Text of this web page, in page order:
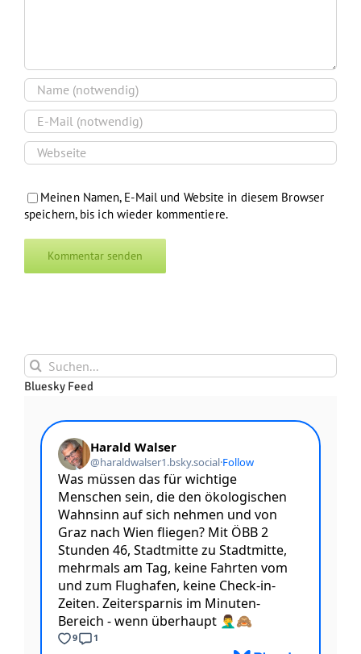
Meinen Namen, E-Mail und Website in diesem Browser
speichern, bis ich wieder kommentiere.
Suche
nach:
Bluesky Feed